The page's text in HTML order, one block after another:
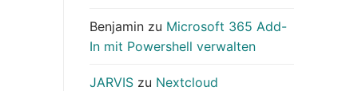
Benjamin zu Microsoft 365 Add-
In mit Powershell verwalten
JARVIS zu Nextcloud